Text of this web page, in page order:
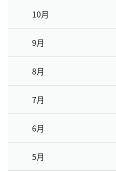
10月
9月
8月
7月
6月
5月